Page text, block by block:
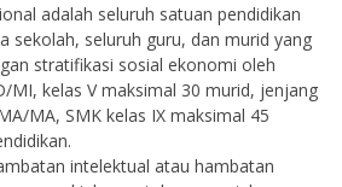
adalah seluruh satuan pendidikan
sekolah, seluruh guru, dan murid yang
stratifikasi sosial ekonomi oleh
MI, kelas V maksimal 30 murid, jenjang
MA, SMK kelas IX maksimal 45
intelektual atau hambatan